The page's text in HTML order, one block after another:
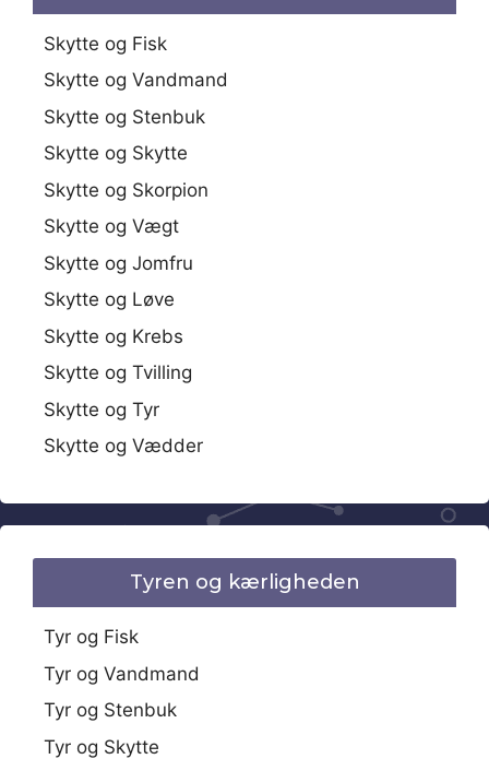
Skytte og Fisk
Skytte og Vandmand
Skytte og Stenbuk
Skytte og Skytte
Skytte og Skorpion
Skytte og Vægt
Skytte og Jomfru
Skytte og Løve
Skytte og Krebs
Skytte og Tvilling
Skytte og Tyr
Skytte og Vædder
Tyren og kærligheden
Tyr og Fisk
Tyr og Vandmand
Tyr og Stenbuk
Tyr og Skytte